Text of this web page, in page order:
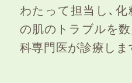
わたって担当し､
の肌のトラブルを
科専門医が診療しま